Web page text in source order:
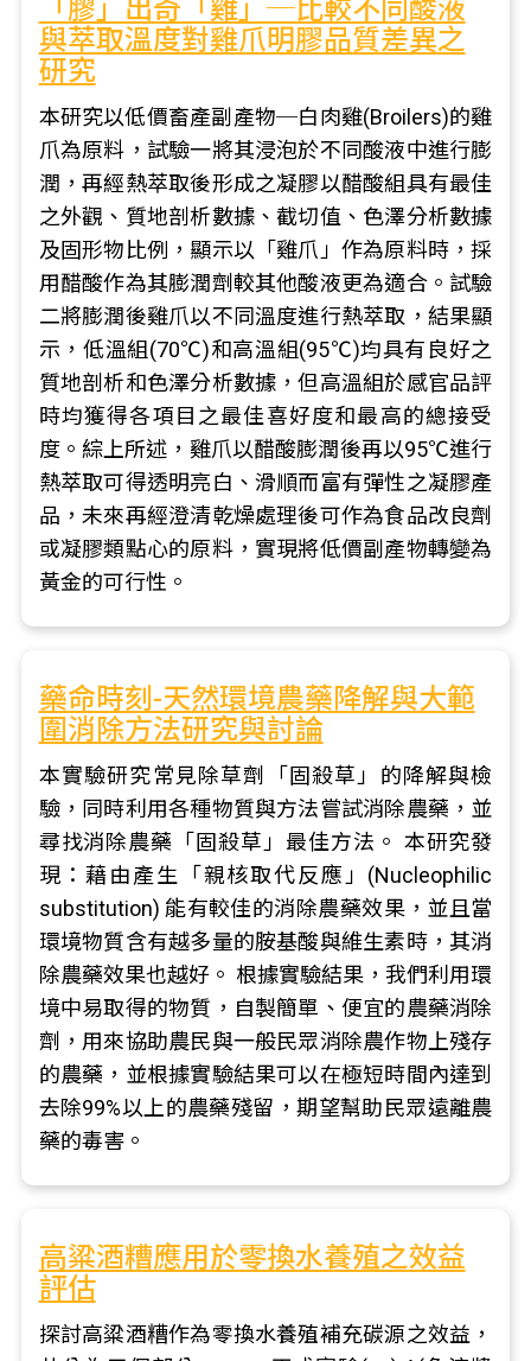
「膠」出奇「雞」─比較不同酸液
與萃取溫度對雞爪明膠品質差異之
研究
本研究以低價畜產副產物─白肉雞(Broilers)的雞
爪為原料，試驗一將其浸泡於不同酸液中進行膨
潤，再經熱萃取後形成之凝膠以醋酸組具有最佳
之外觀、質地剖析數據、截切值、色澤分析數據
及固形物比例，顯示以「雞爪」作為原料時，採
用醋酸作為其膨潤劑較其他酸液更為適合。試驗
二將膨潤後雞爪以不同溫度進行熱萃取，結果顯
示，低溫組(70℃)和高溫組(95℃)均具有良好之
質地剖析和色澤分析數據，但高溫組於感官品評
時均獲得各項目之最佳喜好度和最高的總接受
度。綜上所述，雞爪以醋酸膨潤後再以95℃進行
熱萃取可得透明亮白、滑順而富有彈性之凝膠產
品，未來再經澄清乾燥處理後可作為食品改良劑
或凝膠類點心的原料，實現將低價副產物轉變為
黃金的可行性。
藥命時刻-天然環境農藥降解與大範
圍消除方法研究與討論
本實驗研究常見除草劑「固殺草」的降解與檢
驗，同時利用各種物質與方法嘗試消除農藥，並
尋找消除農藥「固殺草」最佳方法。 本研究發
現：藉由產生「親核取代反應」(Nucleophilic
substitution) 能有較佳的消除農藥效果，並且當
環境物質含有越多量的胺基酸與維生素時，其消
除農藥效果也越好。 根據實驗結果，我們利用環
境中易取得的物質，自製簡單、便宜的農藥消除
劑，用來協助農民與一般民眾消除農作物上殘存
的農藥，並根據實驗結果可以在極短時間內達到
去除99%以上的農藥殘留，期望幫助民眾遠離農
藥的毒害。
高粱酒糟應用於零換水養殖之效益
評估
探討高粱酒糟作為零換水養殖補充碳源之效益，